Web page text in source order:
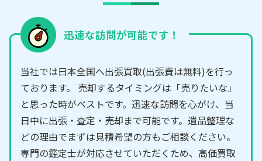
迅速な訪問が可能です！
当社では日本全国へ出張買取(出張費は無料)を行っ
ております。 売却するタイミングは「売りたいな」
と思った時がベストです。迅速な訪問を心がけ、当
日中に出張・査定・売却まで可能です。遺品整理な
どの理由でまずは見積希望の方もご相談ください。
専門の鑑定士が対応させていただくため、高価買取